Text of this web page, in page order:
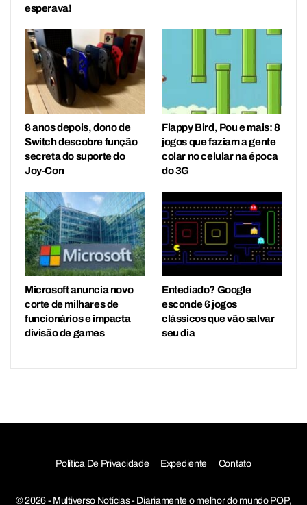
esperava!
8 anos depois, dono de
Switch descobre função
secreta do suporte do
Joy-Con
Flappy Bird, Pou e mais: 8
jogos que faziam a gente
colar no celular na época
do 3G
Microsoft anuncia novo
corte de milhares de
funcionários e impacta
divisão de games
Entediado? Google
esconde 6 jogos
clássicos que vão salvar
seu dia
Política De Privacidade Expediente Contato
© 2026 - Multiverso Notícias - Diariamente o melhor do mundo POP,